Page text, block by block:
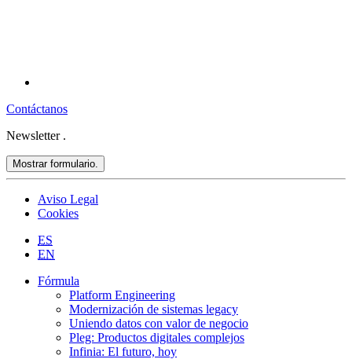
Contáctanos
Newsletter .
Mostrar formulario.
Aviso Legal
Cookies
ES
EN
Fórmula
Platform Engineering
Modernización de sistemas legacy
Uniendo datos con valor de negocio
Pleg: Productos digitales complejos
Infinia: El futuro, hoy